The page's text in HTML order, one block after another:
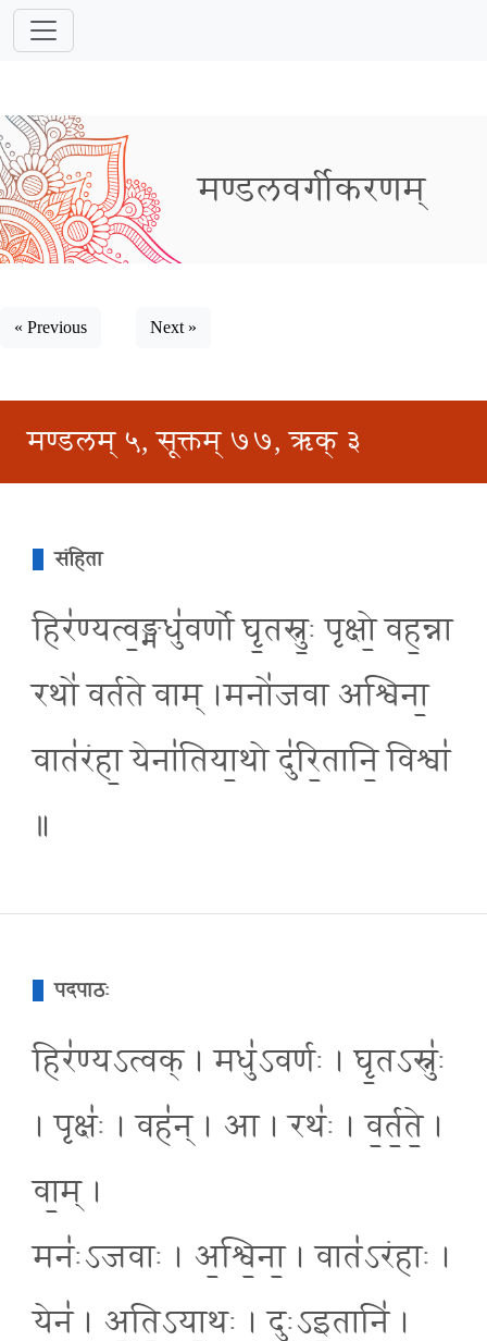
मण्डलवर्गीकरणम्
« Previous Next »
मण्डलम् ५, सूक्तम् ७७, ऋक् ३
संहिता
हिर॑ण्यत्व॒ङ्मधु॑वर्णो घृ॒तस्नु॒ः पृक्षो॒ वह॒न्ना
रथो॑ वर्तते वाम् ।मनो॑जवा अश्विना॒
वात॑रंहा॒ येना॑तिया॒थो दु॑रि॒तानि॒ विश्वा॑
॥
पदपाठः
हिर॑ण्यऽत्वक् । मधु॑ऽवर्णः । घृ॒तऽस्नुः॑
। पृक्षः॑ । वह॑न् । आ । रथः॑ । व॒र्त॒ते॒ ।
वा॒म् ।
मनः॑ऽजवाः । अ॒श्वि॒ना॒ । वात॑ऽरंहाः ।
येन॑ । अ॒ति॒ऽया॒थः । दुः॒ऽइ॒तानि॑ ।